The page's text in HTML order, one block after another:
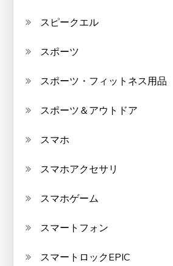
スピークエル
スポーツ
スポーツ・フィットネス用品
スポーツ＆アウトドア
スマホ
スマホアクセサリ
スマホゲーム
スマートフォン
スマートロックEPIC